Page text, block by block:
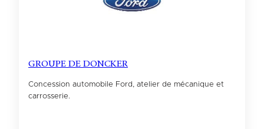
GROUPE DE DONCKER
Concession automobile Ford, atelier de mécanique et
carrosserie.